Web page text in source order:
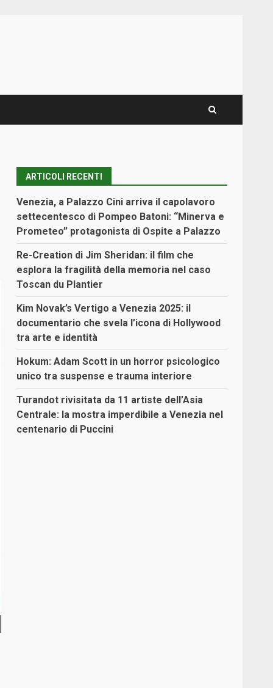
ARTICOLI RECENTI
Venezia, a Palazzo Cini arriva il capolavoro
settecentesco di Pompeo Batoni: “Minerva e
Prometeo” protagonista di Ospite a Palazzo
Re-Creation di Jim Sheridan: il film che
esplora la fragilità della memoria nel caso
Toscan du Plantier
Kim Novak’s Vertigo a Venezia 2025: il
documentario che svela l’icona di Hollywood
tra arte e identità
Hokum: Adam Scott in un horror psicologico
unico tra suspense e trauma interiore
Turandot rivisitata da 11 artiste dell’Asia
Centrale: la mostra imperdibile a Venezia nel
centenario di Puccini